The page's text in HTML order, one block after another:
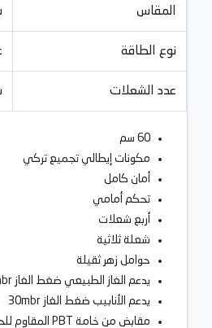
المقاس
نوع الطاقة
عدد الشعلات
60 سم
مكونات إيطالي تجميع تركي
أمان كامل
تحكم أمامي
أربع شعلات
شعلة ثلاثية
حوامل زهر ثقيلة
يدعم الغاز الطبيعي ضغط الغاز 20mbr
يدعم الأنابيب ضغط الغاز 30mbr
مقابض من خامة PBT المقاوم للحرارة